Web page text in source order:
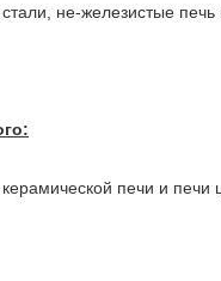
не-железистые
печи и печи